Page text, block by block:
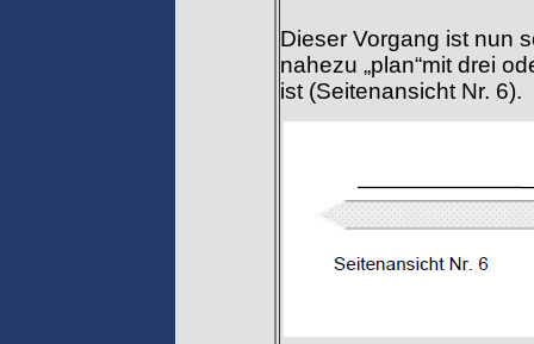
Dieser Vorgang ist nun
nahezu „plan“mit drei
ist (Seitenansicht Nr. 6).